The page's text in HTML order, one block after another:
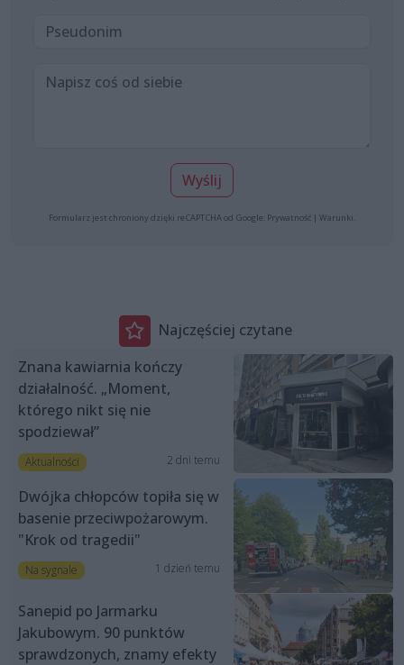
Wyślij
Formularz jest chroniony dzięki reCAPTCHA od Google: Prywatność | Warunki
Najczęściej czytane
Znana kawiarnia kończy
działalność. „Moment,
którego nikt się nie
spodziewał”
Aktualności 2 dni temu
Dwójka chłopców topiła się w
basenie przeciwpożarowym.
"Krok od tragedii"
Na sygnale 1 dzień temu
Sanepid po Jarmarku
Jakubowym. 90 punktów
sprawdzonych, znamy efekty